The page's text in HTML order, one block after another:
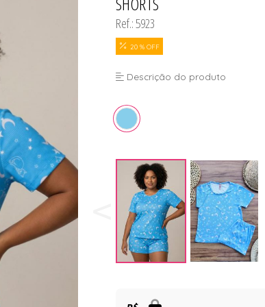
Ref.: 5923
20 % OFF
Descrição do produto